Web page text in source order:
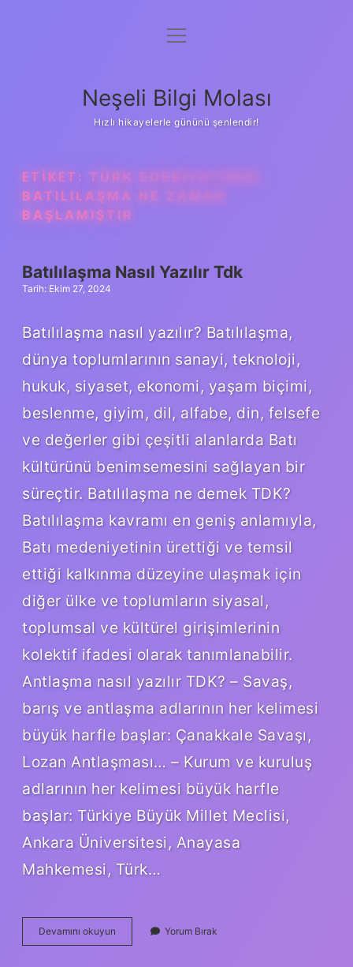
Anasayfa
Yasal Uyarı
menüyü
Neşeli Bilgi Molası
Hızlı hikayelerle gününü şenlendir!
ETIKET: TÜRK EDEBIYATINDA
BATILILAŞMA NE ZAMAN
BAŞLAMIŞTIR
Batılılaşma Nasıl Yazılır Tdk
Tarih: Ekim 27, 2024
Batılılaşma nasıl yazılır? Batılılaşma,
dünya toplumlarının sanayi, teknoloji,
hukuk, siyaset, ekonomi, yaşam biçimi,
beslenme, giyim, dil, alfabe, din, felsefe
ve değerler gibi çeşitli alanlarda Batı
kültürünü benimsemesini sağlayan bir
süreçtir. Batılılaşma ne demek TDK?
Batılılaşma kavramı en geniş anlamıyla,
Batı medeniyetinin ürettiği ve temsil
ettiği kalkınma düzeyine ulaşmak için
diğer ülke ve toplumların siyasal,
toplumsal ve kültürel girişimlerinin
kolektif ifadesi olarak tanımlanabilir.
Antlaşma nasıl yazılır TDK? – Savaş,
barış ve antlaşma adlarının her kelimesi
büyük harfle başlar: Çanakkale Savaşı,
Lozan Antlaşması… – Kurum ve kuruluş
adlarının her kelimesi büyük harfle
başlar: Türkiye Büyük Millet Meclisi,
Ankara Üniversitesi, Anayasa
Mahkemesi, Türk…
Devamını okuyun Batılılaşma
Nasıl
Yorum Bırak